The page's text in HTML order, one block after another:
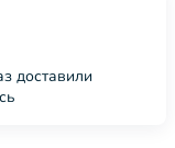
доставили